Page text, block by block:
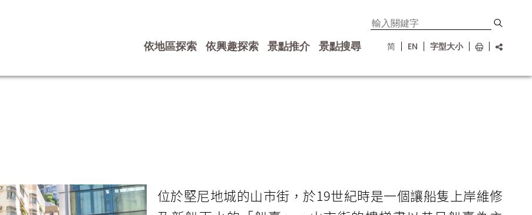
依地區探索 依興趣探索 景點推介 景點搜尋 简 EN 字型大小
位於堅尼地城的山市街 ， 於19世紀時是一個讓船隻上岸維修